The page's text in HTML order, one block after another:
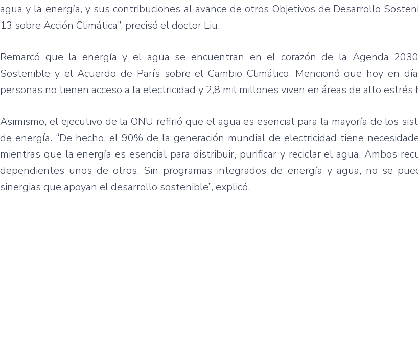
agua y la energía, y sus contribuciones al avance de otros Objetivos de Desarrollo
13 sobre Acción Climática”, precisó el doctor Liu.
Remarcó que la energía y el agua se encuentran en el corazón de la Agenda
Sostenible y el Acuerdo de París sobre el Cambio Climático. Mencionó que hoy en
personas no tienen acceso a la electricidad y 2,8 mil millones viven en áreas de alto estrés
Asimismo, el ejecutivo de la ONU refirió que el agua es esencial para la mayoría de los
de energía. “De hecho, el 90% de la generación mundial de electricidad tiene
mientras que la energía es esencial para distribuir, purificar y reciclar el agua. Ambos
dependientes unos de otros. Sin programas integrados de energía y agua, no se
sinergias que apoyan el desarrollo sostenible”, explicó.